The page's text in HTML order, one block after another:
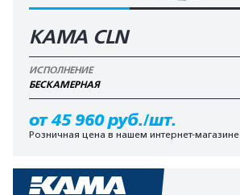
KAMA CLN
ИСПОЛНЕНИЕ
БЕCКАМЕРНАЯ
от 45 960 руб./шт.
Розничная цена в нашем интернет-магазине